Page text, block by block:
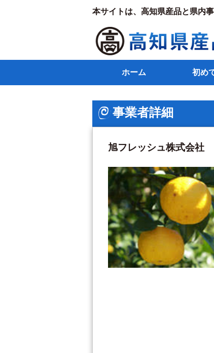
本サイトは、高知県産品と県内
ホーム 初め
事業者詳細
旭フレッシュ株式会社